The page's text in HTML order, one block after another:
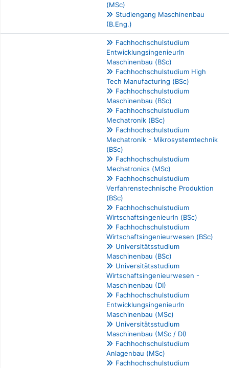
(MSc)
Studiengang Maschinenbau
(B.Eng.)
Fachhochschulstudium
EntwicklungsingenieurIn
Maschinenbau (BSc)
Fachhochschulstudium High
Tech Manufacturing (BSc)
Fachhochschulstudium
Maschinenbau (BSc)
Fachhochschulstudium
Mechatronik (BSc)
Fachhochschulstudium
Mechatronik - Mikrosystemtechnik
(BSc)
Fachhochschulstudium
Mechatronics (MSc)
Fachhochschulstudium
Verfahrenstechnische Produktion
(BSc)
Fachhochschulstudium
WirtschaftsingenieurIn (BSc)
Fachhochschulstudium
Wirtschaftsingenieurwesen (BSc)
Universitätsstudium
Maschinenbau (BSc)
Universitätsstudium
Wirtschaftsingenieurwesen -
Maschinenbau (DI)
Fachhochschulstudium
EntwicklungsingenieurIn
Maschinenbau (MSc)
Universitätsstudium
Maschinenbau (MSc / DI)
Fachhochschulstudium
Anlagenbau (MSc)
Fachhochschulstudium